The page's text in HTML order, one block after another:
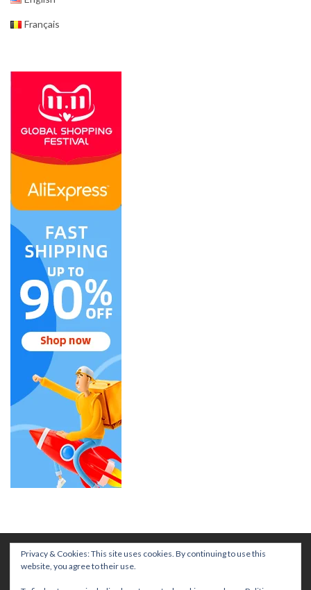
Français
Privacy & Cookies: This site uses cookies. By continuing to use this
website, you agree to their use.